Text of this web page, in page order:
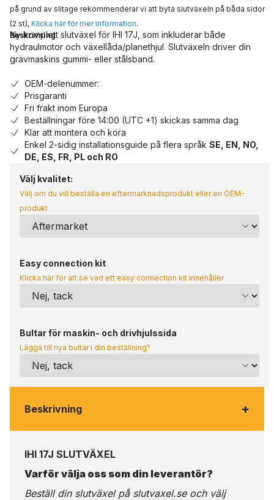
på grund av slitage rekommenderar vi att byta slutväxeln på båda sidor
(2 st), Klicka här för mer information.
Beskrivning
Ny komplett slutväxel för IHI 17J, som inkluderar både
hydraulmotor och växellåda/planethjul. Slutväxeln driver din
grävmaskins gummi- eller stålsband.
OEM-delenummer:
Prisgaranti
Fri frakt inom Europa
Beställningar före 14:00 (UTC +1) skickas samma dag
Klar att montera och köra
Enkel 2-sidig installationsguide på flera språk SE, EN, NO,
DE, ES, FR, PL och RO
Välj kvalitet:
Välj om du vill beställa en eftermarknadsprodukt eller en OEM-
produkt
Easy connection kit
Klicka här för att se vad ett easy connection kit innehåller
Bultar för maskin- och drivhjulssida
Lägga till nya bultar i din beställning?
Beskrivning +
IHI 17J SLUTVÄXEL
Varför välja oss som din leverantör?
Beställ din slutväxel på slutvaxel.seoch välj